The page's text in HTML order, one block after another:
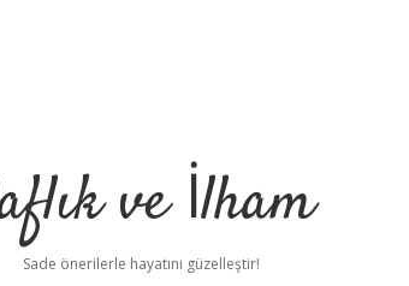
ve İlham
Sade önerilerle hayatını güzelleştir!